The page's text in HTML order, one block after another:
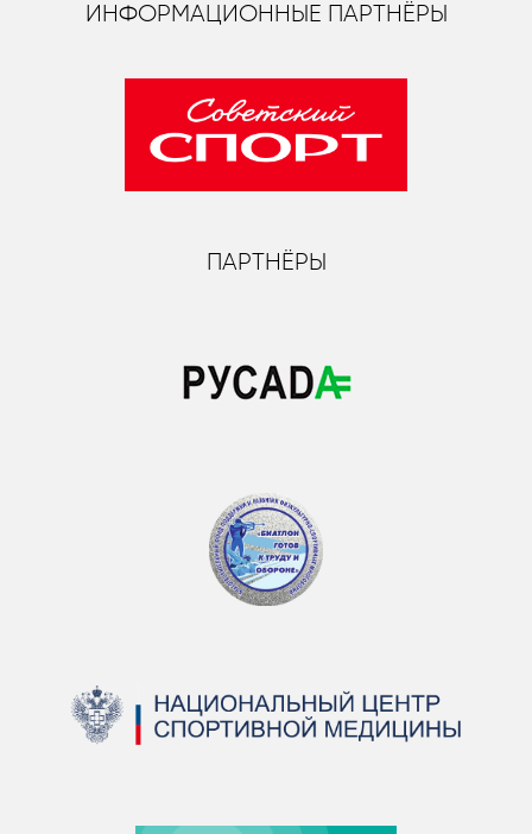
ИНФОРМАЦИОННЫЕ ПАРТНЁРЫ
ПАРТНЁРЫ